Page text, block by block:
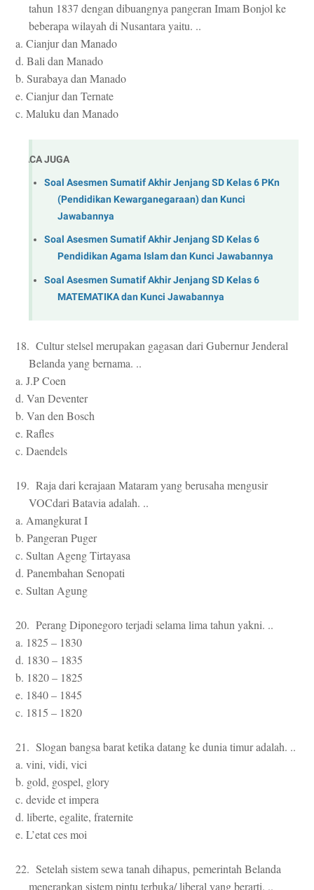
tahun 1837 dengan dibuangnya pangeran Imam Bonjol ke
beberapa wilayah di Nusantara yaitu. ..
a. Cianjur dan Manado
d. Bali dan Manado
b. Surabaya dan Manado
e. Cianjur dan Ternate
c. Maluku dan Manado
BACA JUGA
Soal Asesmen Sumatif Akhir Jenjang SD Kelas 6 PKn
(Pendidikan Kewarganegaraan) dan Kunci
Jawabannya
Soal Asesmen Sumatif Akhir Jenjang SD Kelas 6
Pendidikan Agama Islam dan Kunci Jawabannya
Soal Asesmen Sumatif Akhir Jenjang SD Kelas 6
MATEMATIKA dan Kunci Jawabannya
18. Cultur stelsel merupakan gagasan dari Gubernur Jenderal
Belanda yang bernama. ..
a. J.P Coen
d. Van Deventer
b. Van den Bosch
e. Rafles
c. Daendels
19. Raja dari kerajaan Mataram yang berusaha mengusir
VOCdari Batavia adalah. ..
a. Amangkurat I
b. Pangeran Puger
c. Sultan Ageng Tirtayasa
d. Panembahan Senopati
e. Sultan Agung
20. Perang Diponegoro terjadi selama lima tahun yakni. ..
a. 1825 – 1830
d. 1830 – 1835
b. 1820 – 1825
e. 1840 – 1845
c. 1815 – 1820
21. Slogan bangsa barat ketika datang ke dunia timur adalah. ..
a. vini, vidi, vici
b. gold, gospel, glory
c. devide et impera
d. liberte, egalite, fraternite
e. L’etat ces moi
22. Setelah sistem sewa tanah dihapus, pemerintah Belanda
menerapkan sistem pintu terbuka/ liberal yang berarti. ..